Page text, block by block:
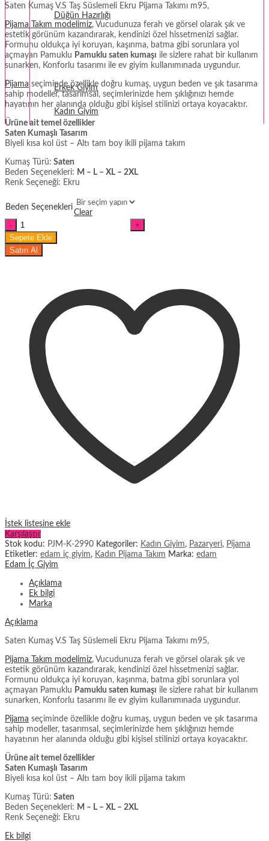
Düğün Hazırlığı
Fantezi
Termal Giyim
Erkek Giyim
Kadın Giyim
Saten Kumaş V.S Taş Süslemeli Ekru Pijama Takımı m95,
Pijama Takım modelimiz, Vucudunuza ferah ve görsel olarak şık ve
estetik görünüm kazandırarak, kendinizi özel hissetmenizi sağlar.
Formunu oldukça iyi koruyan, kaşınma, batma gibi sorunlara yol
açmayan Pamuklu Pamuklu saten kumaşı ile sizlere rahat bir kullanım
sunarken, Konforlu tasarımı ile ev giyim kullanımınada uygundur.
Pijama seçiminde özellikle doğru kumaş, uygun beden ve şık tasarıma
sahip modeller, tasarımsal, seçimlerinizde hem şıklığınızı hemde
hayatının her alanında olduğu gibi kişisel stilinizi ortaya koyacaktır.
Ürüne ait temel özellikler
Saten Kumaşlı Tasarım
Biyeli kısa kol üst – Altı tam boy ikili pijama takım
Kumaş Türü: Saten
Beden Seçenekleri: M – L – XL – 2XL
Renk Seçeneği: Ekru
Beden Seçenekleri
Clear
Saten
Kumaş
V.S
Taş
miktar
Sepete Ekle
Satın Al
İstek listesine ekle
Karşılaştır
Stok kodu: PJM-K-2990 Kategoriler: Kadın Giyim, Pazaryeri, Pijama
Etiketler: edam iç giyim, Kadın Pijama Takım Marka: edam
Edam İç Giyim
Açıklama
Ek bilgi
Marka
Açıklama
Saten Kumaş V.S Taş Süslemeli Ekru Pijama Takımı m95,
Pijama Takım modelimiz, Vucudunuza ferah ve görsel olarak şık ve
estetik görünüm kazandırarak, kendinizi özel hissetmenizi sağlar.
Formunu oldukça iyi koruyan, kaşınma, batma gibi sorunlara yol
açmayan Pamuklu Pamuklu saten kumaşı ile sizlere rahat bir kullanım
sunarken, Konforlu tasarımı ile ev giyim kullanımınada uygundur.
Pijama seçiminde özellikle doğru kumaş, uygun beden ve şık tasarıma
sahip modeller, tasarımsal, seçimlerinizde hem şıklığınızı hemde
hayatının her alanında olduğu gibi kişisel stilinizi ortaya koyacaktır.
Ürüne ait temel özellikler
Saten Kumaşlı Tasarım
Biyeli kısa kol üst – Altı tam boy ikili pijama takım
Kumaş Türü: Saten
Beden Seçenekleri: M – L – XL – 2XL
Renk Seçeneği: Ekru
Ek bilgi